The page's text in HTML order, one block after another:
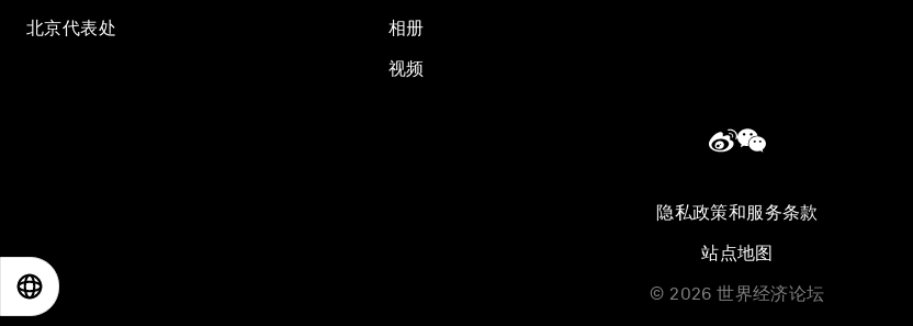
北京代表处
相册
视频
隐私政策和服务条款
站点地图
© 2026 世界经济论坛